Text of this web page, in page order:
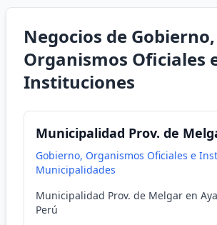
Negocios de Gobierno,
Organismos Oficiales
Instituciones
Municipalidad Prov. de
Gobierno, Organismos Oficiales e
Municipalidades
Municipalidad Prov. de Melgar en
Perú